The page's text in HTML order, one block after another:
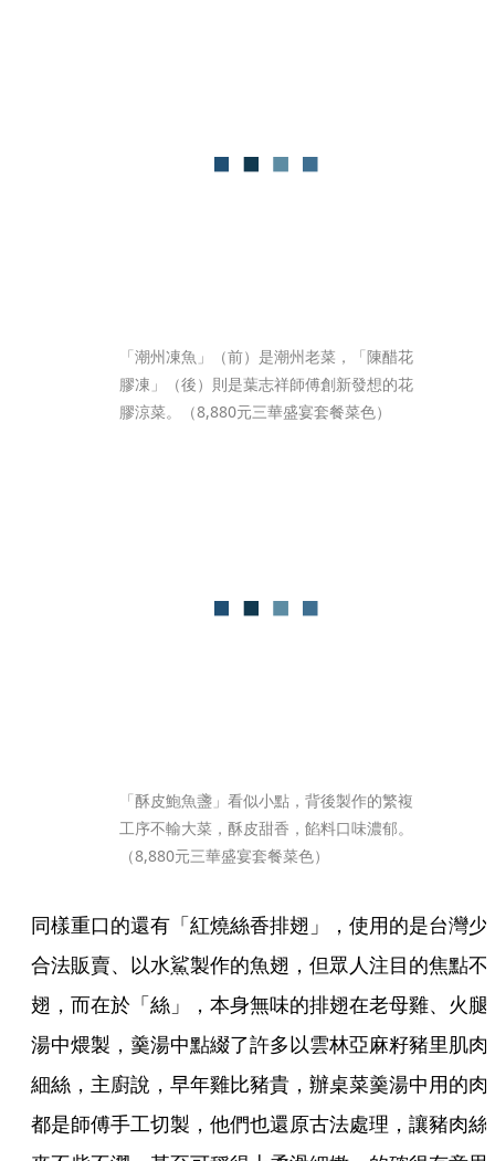
「潮州凍魚」（前）是潮州老菜，「陳醋花
膠凍」（後）則是葉志祥師傅創新發想的花
膠涼菜。（8,880元三華盛宴套餐菜色）
「酥皮鮑魚盞」看似小點，背後製作的繁複
工序不輸大菜，酥皮甜香，餡料口味濃郁。
（8,880元三華盛宴套餐菜色）
同樣重口的還有「紅燒絲香排翅」，使用的是台灣少
合法販賣、以水鯊製作的魚翅，但眾人注目的焦點不
翅，而在於「絲」，本身無味的排翅在老母雞、火腿
湯中煨製，羹湯中點綴了許多以雲林亞麻籽豬里肌肉
細絲，主廚說，早年雞比豬貴，辦桌菜羹湯中用的肉
都是師傅手工切製，他們也還原古法處理，讓豬肉絲